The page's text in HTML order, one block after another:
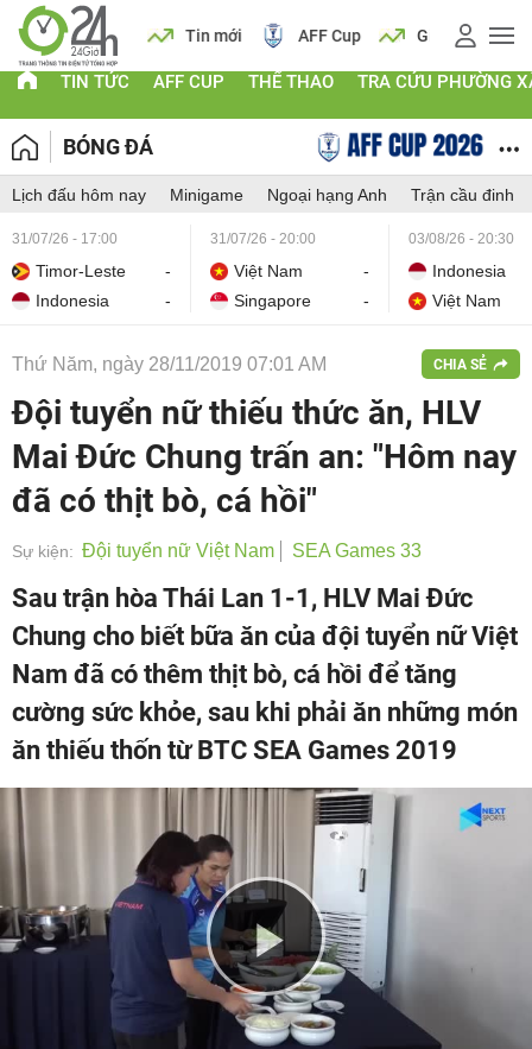
Lịch Tin mới AFF Cup Giá vàng
TIN TỨC AFF CUP THỂ THAO TRA CỨU PHƯỜNG
BÓNG ĐÁ
Lịch đấu hôm nay Minigame Ngoại hạng Anh Trận cầu đinh
31/07/26 - 17:00
Timor-Leste
-
Indonesia
-
31/07/26 - 20:00
Việt Nam
-
Singapore
-
03/08/26 - 20:30
Indonesia
Việt Nam
Thứ Năm, ngày 28/11/2019 07:01 AM CHIA SẺ
Đội tuyển nữ thiếu thức ăn, HLV
Mai Đức Chung trấn an: "Hôm nay
đã có thịt bò, cá hồi"
Sự kiện: Đội tuyển nữ Việt Nam SEA Games 33
Sau trận hòa Thái Lan 1-1, HLV Mai Đức
Chung cho biết bữa ăn của đội tuyển nữ Việt
Nam đã có thêm thịt bò, cá hồi để tăng
cường sức khỏe, sau khi phải ăn những món
ăn thiếu thốn từ BTC SEA Games 2019
Play